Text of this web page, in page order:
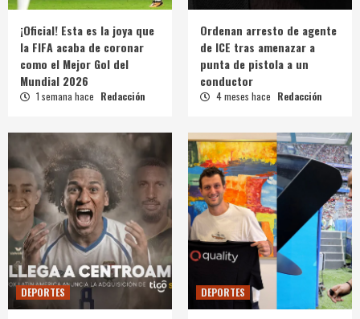
¡Oficial! Esta es la joya que
la FIFA acaba de coronar
como el Mejor Gol del
Mundial 2026
1 semana hace Redacción
Ordenan arresto de agente
de ICE tras amenazar a
punta de pistola a un
conductor
4 meses hace Redacción
DEPORTES DEPORTES